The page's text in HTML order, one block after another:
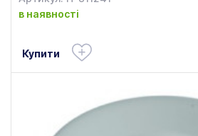
в наявності
Купити